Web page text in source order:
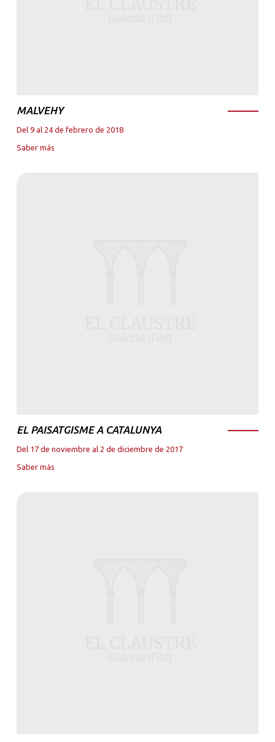
MALVEHY
Del 9 al 24 de febrero de 2018
Saber más
EL PAISATGISME A CATALUNYA
Del 17 de noviembre al 2 de diciembre de 2017
Saber más